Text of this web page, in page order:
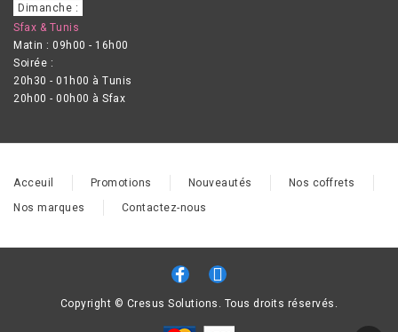
Dimanche :
Sfax & Tunis
Matin : 09h00 - 16h00
Soirée :
20h30 - 01h00 à Tunis
20h00 - 00h00 à Sfax
Acceuil Promotions Nouveautés
Nos coffrets
Nos marques
Contactez-nous
Copyright © Cresus Solutions. Tous droits réservés.